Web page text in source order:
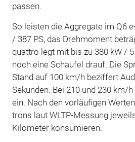
passen.
So leisten die Aggregate im Q6
/ 387 PS, das Drehmoment
quattro legt mit bis zu 380 kW /
noch eine Schaufel drauf. Die
Stand auf 100 km/h beziffert
Sekunden. Bei 210 und 230 km/
ein. Nach den vorläufigen
trons laut WLTP-Messung
Kilometer konsumieren.